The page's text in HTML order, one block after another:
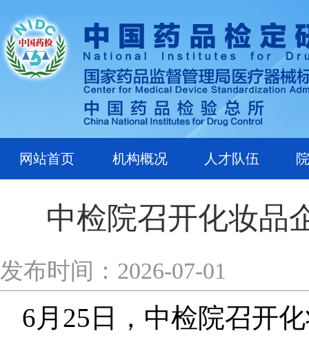
网站首页 机构概况 人才队伍
中检院召开化妆品
发布时间：2026-07-01
6月25 日，中检院召开